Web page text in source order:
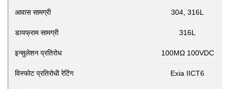
आवास सामग्री 304, 316L
डायफ्राम सामग्री 316L
इन्सुलेशन प्रतिरोध 100MΩ 100VDC
विस्फोट प्रतिरोधी रेटिंग Exia IICT6